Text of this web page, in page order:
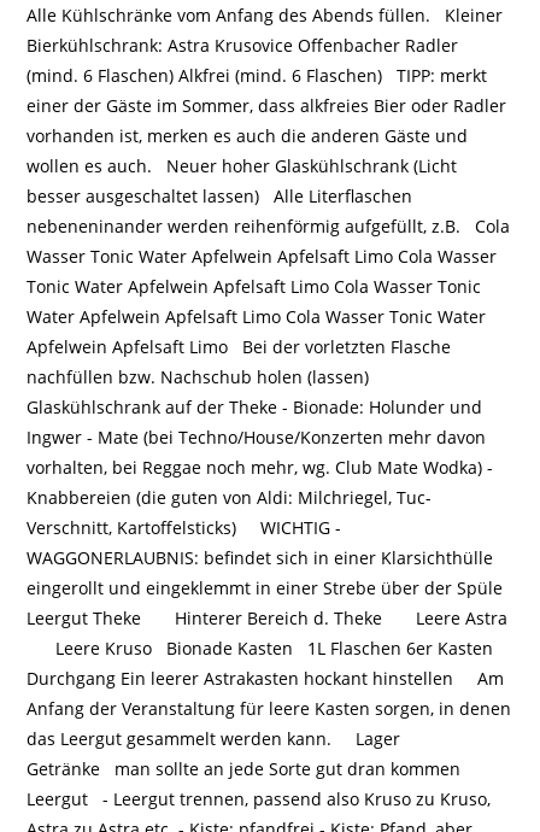
Alle Kühlschränke vom Anfang des Abends füllen. Kleiner
Bierkühlschrank: Astra Krusovice Offenbacher Radler
(mind. 6 Flaschen) Alkfrei (mind. 6 Flaschen) TIPP: merkt
einer der Gäste im Sommer, dass alkfreies Bier oder Radler
vorhanden ist, merken es auch die anderen Gäste und
wollen es auch. Neuer hoher Glaskühlschrank (Licht
besser ausgeschaltet lassen) Alle Literflaschen
nebeneninander werden reihenförmig aufgefüllt, z.B. Cola
Wasser Tonic Water Apfelwein Apfelsaft Limo Cola Wasser
Tonic Water Apfelwein Apfelsaft Limo Cola Wasser Tonic
Water Apfelwein Apfelsaft Limo Cola Wasser Tonic Water
Apfelwein Apfelsaft Limo Bei der vorletzten Flasche
nachfüllen bzw. Nachschub holen (lassen)
Glaskühlschrank auf der Theke - Bionade: Holunder und
Ingwer - Mate (bei Techno/House/Konzerten mehr davon
vorhalten, bei Reggae noch mehr, wg. Club Mate Wodka) -
Knabbereien (die guten von Aldi: Milchriegel, Tuc-
Verschnitt, Kartoffelsticks) WICHTIG -
WAGGONERLAUBNIS: befindet sich in einer Klarsichthülle
eingerollt und eingeklemmt in einer Strebe über der Spüle
Leergut Theke Hinterer Bereich d. Theke Leere Astra
Leere Kruso Bionade Kasten 1L Flaschen 6er Kasten
Durchgang Ein leerer Astrakasten hockant hinstellen Am
Anfang der Veranstaltung für leere Kasten sorgen, in denen
das Leergut gesammelt werden kann. Lager
Getränke man sollte an jede Sorte gut dran kommen
Leergut - Leergut trennen, passend also Kruso zu Kruso,